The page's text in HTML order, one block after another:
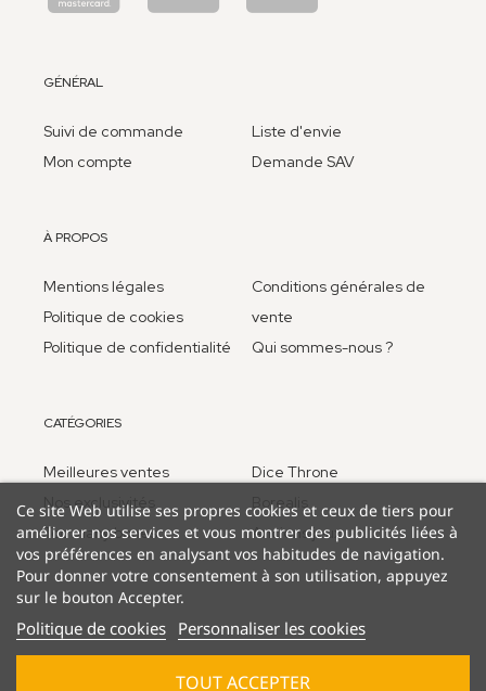
GÉNÉRAL
Suivi de commande
Mon compte
Liste d'envie
Demande SAV
À PROPOS
Mentions légales
Politique de cookies
Politique de confidentialité
Conditions générales de
vente
Qui sommes-nous ?
CATÉGORIES
Meilleures ventes
Nos exclusivités
Too many bones
Dice Throne
Borealis
Anciens jeux
Ce site Web utilise ses propres cookies et ceux de tiers pour
améliorer nos services et vous montrer des publicités liées à
vos préférences en analysant vos habitudes de navigation.
Pour donner votre consentement à son utilisation, appuyez
sur le bouton Accepter.
Politique de cookies Personnaliser les cookies
TOUT ACCEPTER